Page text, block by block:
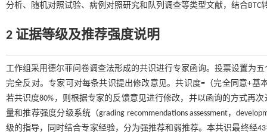
分析、随机对照试验、病例对照研究和队列调查等类型文献，结合
2 证据等级及推荐强度说明
工作组采用德尔菲问卷调查法形成的共识进行专家函询。投票设置为
完全反对。专家可对每条共识提出修改意见。共识度=（完全同意+基
若共识度80%，则根据专家的反馈意见进行修改，并以函询的方式再
量和推荐强度分级系统（grading recommendations assessment，
级的指导，同时结合专家经验，分为强推荐和弱推荐。本共识最终经